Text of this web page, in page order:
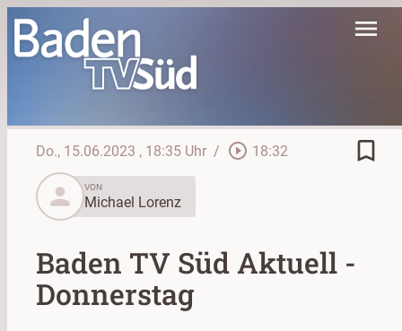
menu
Do., 15.06.2023 , 18:35 Uhr / play_circle_outline 18:32
bookmark_border
person
VON
Michael Lorenz
Baden TV Süd Aktuell -
Donnerstag